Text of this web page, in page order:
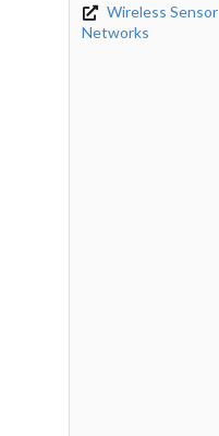
Wireless Sensor
Networks